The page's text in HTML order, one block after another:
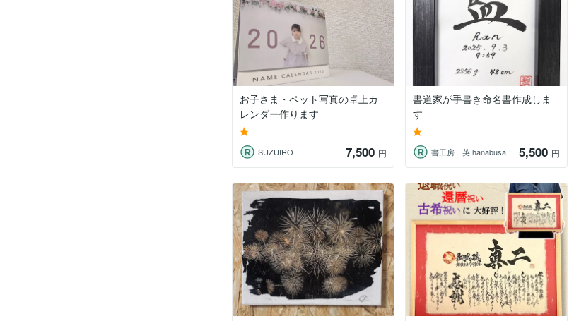
お子さま・ペット写真の卓上カ
レンダー作ります
-
SUZUIRO 7,500 円
書道家が手書き命名書作成しま
す
-
書工房 英 hanabusa 5,500 円